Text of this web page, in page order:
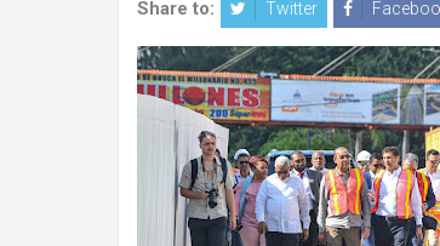
Share to: Twitter